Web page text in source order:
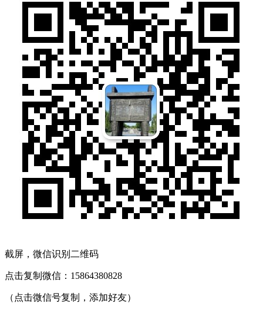
截屏，微信识别二维码
点击复制微信：15864380828
（点击微信号复制，添加好友）